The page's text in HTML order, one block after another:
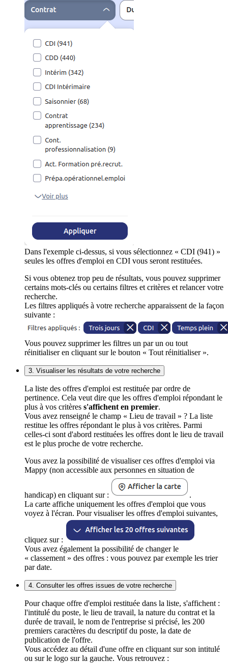
Dans l'exemple ci-dessus, si vous sélectionnez « CDI (941) »
seules les offres d'emploi en CDI vous seront restituées.
Si vous obtenez trop peu de résultats, vous pouvez supprimer
certains mots-clés ou certains filtres et critères et relancer votre
recherche.
Les filtres appliqués à votre recherche apparaissent de la façon
suivante :
Vous pouvez supprimer les filtres un par un ou tout
réinitialiser en cliquant sur le bouton « Tout réinitialiser ».
3. Visualiser les résultats de votre recherche
La liste des offres d'emploi est restituée par ordre de
pertinence. Cela veut dire que les offres d'emploi répondant le
plus à vos critères s'affichent en premier.
Vous avez renseigné le champ « Lieu de travail » ? La liste
restitue les offres répondant le plus à vos critères. Parmi
celles-ci sont d'abord restituées les offres dont le lieu de travail
est le plus proche de votre recherche.
Vous avez la possibilité de visualiser ces offres d'emploi via
Mappy (non accessible aux personnes en situation de
handicap) en cliquant sur :
.
La carte affiche uniquement les offres d'emploi que vous
voyez à l'écran. Pour visualiser les offres d'emploi suivantes,
cliquez sur :
Vous avez également la possibilité de changer le
« classement » des offres : vous pouvez par exemple les trier
par date.
4. Consulter les offres issues de votre recherche
Pour chaque offre d'emploi restituée dans la liste, s'affichent :
l'intitulé du poste, le lieu de travail, la nature du contrat et la
durée de travail, le nom de l'entreprise si précisé, les 200
premiers caractères du descriptif du poste, la date de
publication de l'offre.
Vous accédez au détail d'une offre en cliquant sur son intitulé
ou sur le logo sur la gauche. Vous retrouvez :